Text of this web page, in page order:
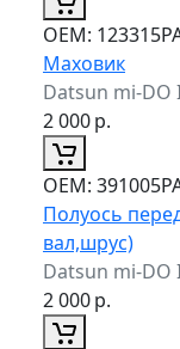
ОЕМ:
Маховик
Datsun mi-DO
2 000р.
ОЕМ:
Полуось
вал,шрус)
Datsun mi-DO
2 000р.